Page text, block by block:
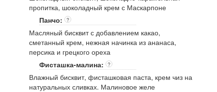
пропитка, шоколадный крем с Маскарпоне
Панчо:
?
Масляный бисквит с добавлением какао,
сметанный крем, нежная начинка из ананаса,
персика и грецкого ореха
Фисташка-малина:
?
Влажный бисквит, фисташковая паста, крем чиз на
натуральных сливках. Малиновое желе